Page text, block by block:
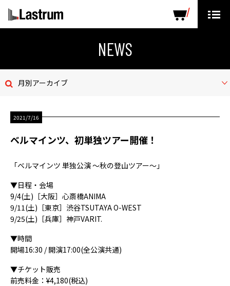
LABEL PRODUCTS
お問い合わせ
デモテープ
ENGLISH PAGE
NEWS
月別アーカイブ
2021/7/16
ベルマインツ、初単独ツアー開催！
「ベルマインツ 単独公演 〜秋の登山ツアー〜」
▼日程・会場
9/4(土)［大阪］心斎橋ANIMA
9/11(土)［東京］渋谷TSUTAYA O-WEST
9/25(土)［兵庫］神戸VARIT.
▼時間
開場16:30 / 開演17:00(全公演共通)
▼チケット販売
前売料金：¥4,180(税込)